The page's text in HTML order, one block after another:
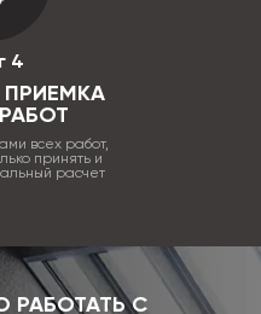
4
всех работ,
принять и
расчет
РАБОТАТЬ С